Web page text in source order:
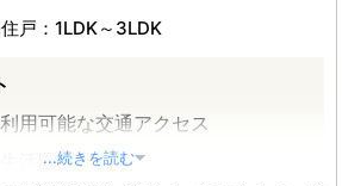
戸：1LDK～3LDK
用可能な交通アクセス
活圏...続きを読む